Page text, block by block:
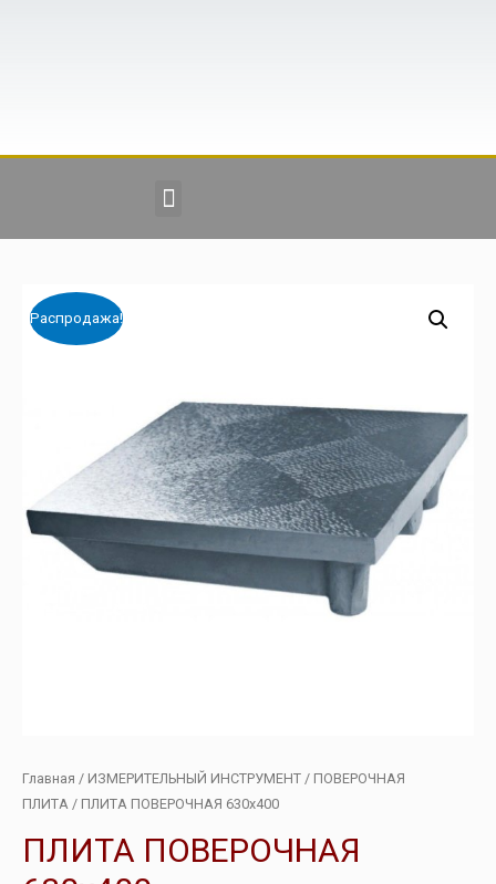
Распродажа!
Главная / ИЗМЕРИТЕЛЬНЫЙ ИНСТРУМЕНТ / ПОВЕРОЧНАЯ
ПЛИТА / ПЛИТА ПОВЕРОЧНАЯ 630х400
ПЛИТА ПОВЕРОЧНАЯ